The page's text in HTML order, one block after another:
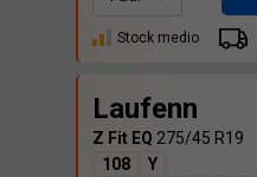
Stock medio
Laufenn
Z Fit EQ 275/45 R19
108
Y